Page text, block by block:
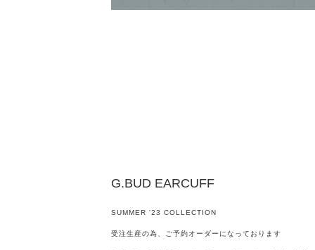
G.BUD EARCUFF
SUMMER '23 COLLECTION
受注生産の為、ご予約オーダーになっております